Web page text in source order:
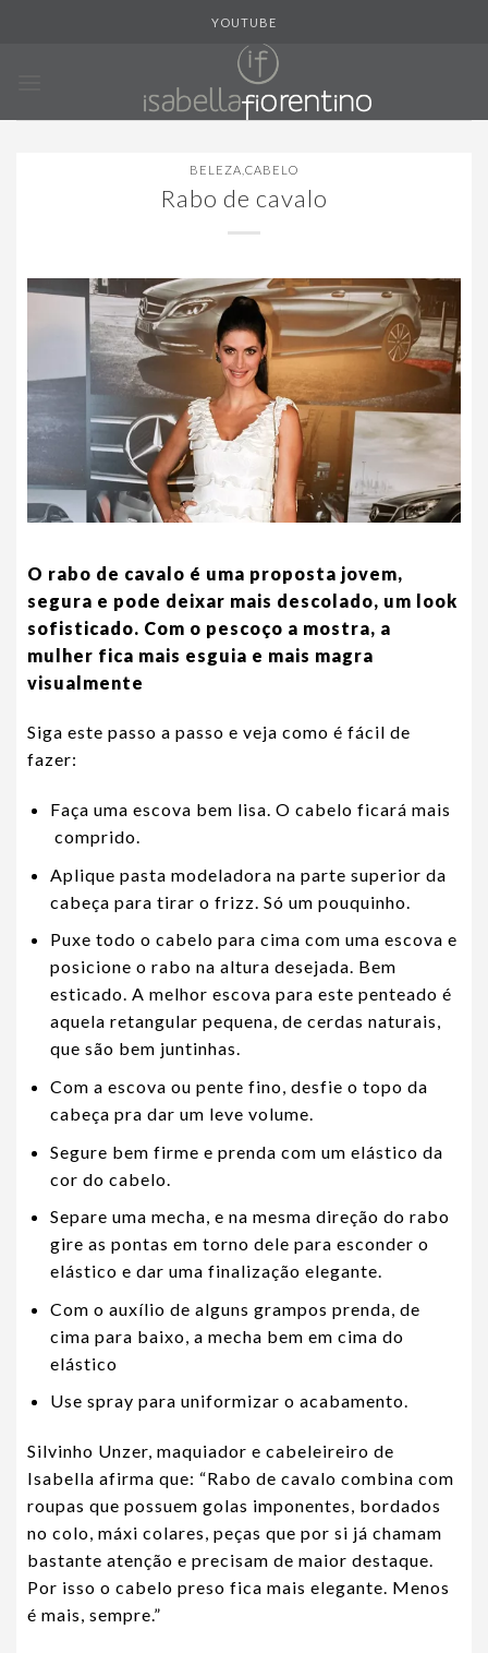
YOUTUBE
BELEZA CABELO
Rabo de cavalo
O rabo de cavalo é uma proposta jovem,
segura e pode deixar mais descolado, um look
sofisticado. Com o pescoço a mostra, a
mulher fica mais esguia e mais magra
visualmente
Siga este passo a passo e veja como é fácil de
fazer:
Faça uma escova bem lisa. O cabelo ficará mais
comprido.
Aplique pasta modeladora na parte superior da
cabeça para tirar o frizz. Só um pouquinho.
Puxe todo o cabelo para cima com uma escova e
posicione o rabo na altura desejada. Bem
esticado. A melhor escova para este penteado é
aquela retangular pequena, de cerdas naturais,
que são bem juntinhas.
Com a escova ou pente fino, desfie o topo da
cabeça pra dar um leve volume.
Segure bem firme e prenda com um elástico da
cor do cabelo.
Separe uma mecha, e na mesma direção do rabo
gire as pontas em torno dele para esconder o
elástico e dar uma finalização elegante.
Com o auxílio de alguns grampos prenda, de
cima para baixo, a mecha bem em cima do
elástico
Use spray para uniformizar o acabamento.
Silvinho Unzer, maquiador e cabeleireiro de
Isabella afirma que: “Rabo de cavalo combina com
roupas que possuem golas imponentes, bordados
no colo, máxi colares, peças que por si já chamam
bastante atenção e precisam de maior destaque.
Por isso o cabelo preso fica mais elegante. Menos
é mais, sempre.”